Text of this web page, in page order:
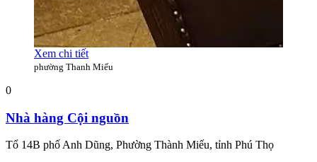
Xem chi tiết
phường Thanh Miếu
0
Nhà hàng Cội nguồn
Tổ 14B phố Anh Dũng, Phường Thành Miếu, tỉnh Phú Thọ